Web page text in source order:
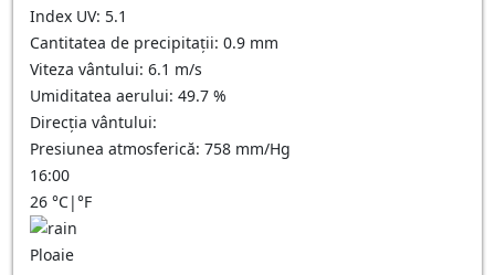
Index UV: 5.1
Cantitatea de precipitații: 0.9 mm
Viteza vântului: 6.1 m/s
Umiditatea aerului: 49.7 %
Direcția vântului:
Presiunea atmosferică: 758 mm/Hg
16:00
26 °C|°F
Ploaie